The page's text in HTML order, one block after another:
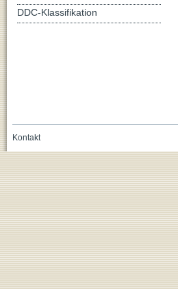
DDC-Klassifikation
Kontakt